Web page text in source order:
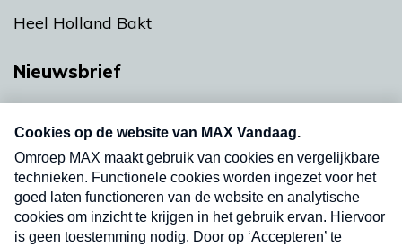
Heel Holland Bakt
Nieuwsbrief
nieuwsbrief. Elke vrijdag- en dinsdagochtend in
uw mailbox.
Verzend